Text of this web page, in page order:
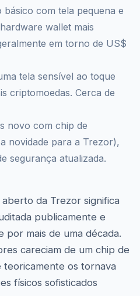
com tela pequena e
wallet mais
em torno de US$
tela sensível ao toque
criptomoedas. Cerca de
novo com chip de
novidade para a Trezor),
segurança atualizada.
da Trezor significa
publicamente e
por mais de uma década.
careciam de um chip de
teoricamente os tornava
físicos sofisticados